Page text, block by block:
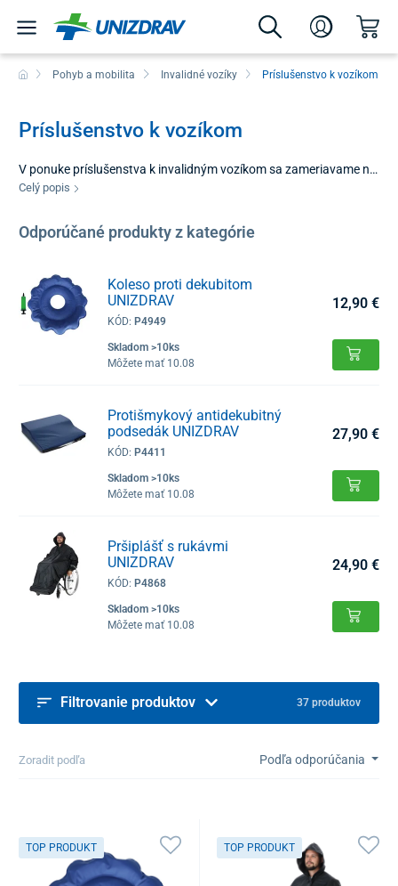
Pohyb a mobilita Invalidné vozíky Príslušenstvo k vozíkom
Príslušenstvo k vozíkom
V ponuke príslušenstva k invalidným vozíkom sa zameriavame na
produkty, ktoré zaistia vyššiu mieru komfortu a bezpečnosti pre
invalidných vozíkov poskytuje základnú funkčnosť, toto
príslušenstvo vyrieši aj nadštandardné požiadavky.
Celý popis
Odporúčané produkty z kategórie
Koleso proti dekubitom
UNIZDRAV
KÓD: P4949
Skladom >10ks
Môžete mať 10.08
12,90 €
Protišmykový antidekubitný
podsedák UNIZDRAV
KÓD: P4411
Skladom >10ks
Môžete mať 10.08
27,90 €
Pršiplášť s rukávmi
UNIZDRAV
KÓD: P4868
Skladom >10ks
Môžete mať 10.08
24,90 €
Filtrovanie produktov 37 produktov
Zoradit podľa Podľa odporúčania
TOP PRODUKT TOP PRODUKT